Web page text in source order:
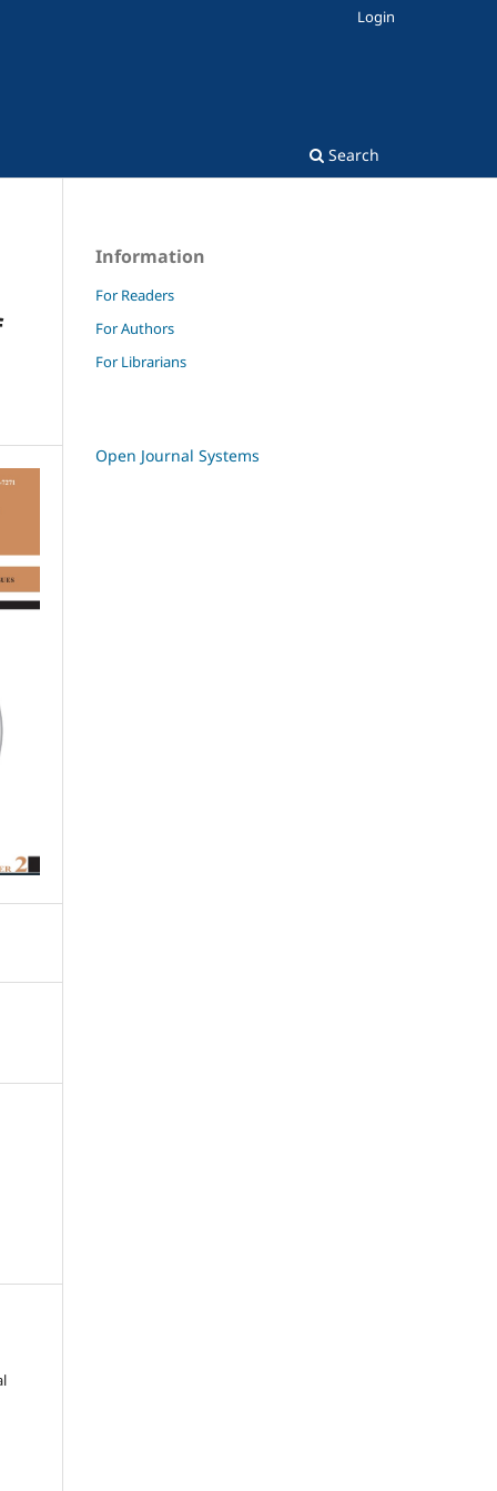
Search
Login
Information
For Readers
For Authors
For Librarians
Open Journal Systems